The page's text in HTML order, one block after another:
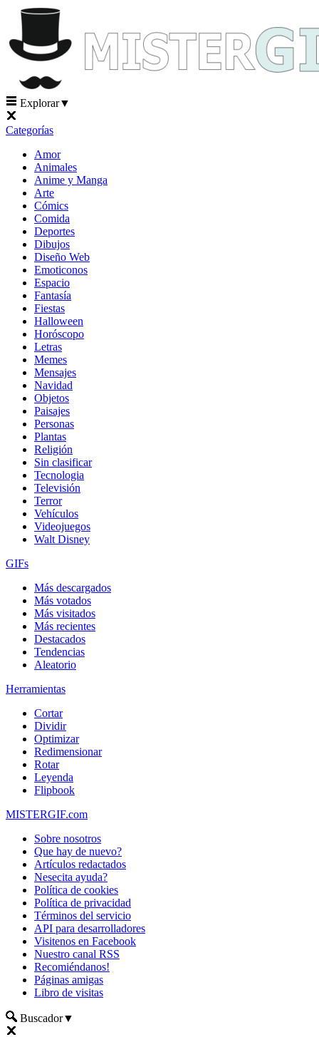
Explorar▼
Categorías
Amor
Animales
Anime y Manga
Arte
Cómics
Comida
Deportes
Dibujos
Diseño Web
Emoticonos
Espacio
Fantasía
Fiestas
Halloween
Horóscopo
Letras
Memes
Mensajes
Navidad
Objetos
Paisajes
Personas
Plantas
Religión
Sin clasificar
Tecnologia
Televisión
Terror
Vehículos
Videojuegos
Walt Disney
GIFs
Más descargados
Más votados
Más visitados
Más recientes
Destacados
Tendencias
Aleatorio
Herramientas
Cortar
Dividir
Optimizar
Redimensionar
Rotar
Leyenda
Flipbook
MISTERGIF.com
Sobre nosotros
Que hay de nuevo?
Artículos redactados
Nesecita ayuda?
Política de cookies
Política de privacidad
Términos del servicio
API para desarrolladores
Visitenos en Facebook
Nuestro canal RSS
Recomiéndanos!
Páginas amigas
Libro de visitas
Buscador▼